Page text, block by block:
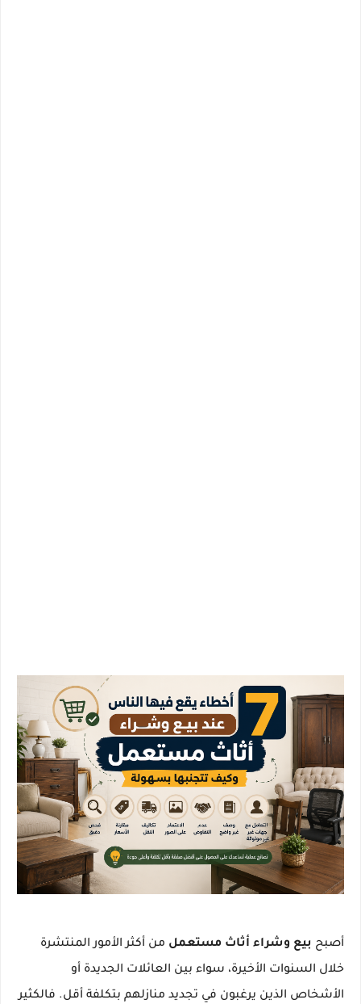
أصبح بيع وشراء أثاث مستعمل من أكثر الأمور المنتشرة
خلال السنوات الأخيرة، سواء بين العائلات الجديدة أو
الأشخاص الذين يرغبون في تجديد منازلهم بتكلفة أقل. فالكثير